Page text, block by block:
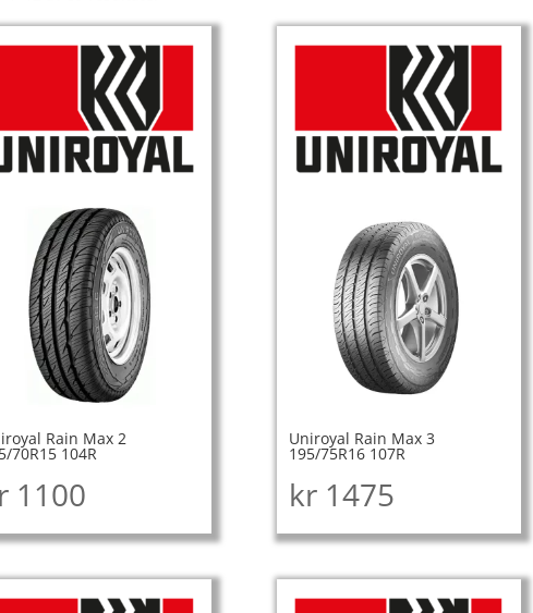
Rain Max 2
70R15 104R
1100
Uniroyal Rain Max 3
195/75R16 107R
kr 1475